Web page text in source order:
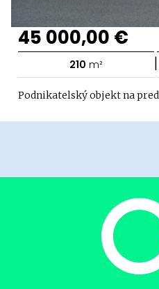
45 000,00 €
210 m² |
Podnikatelský objekt na